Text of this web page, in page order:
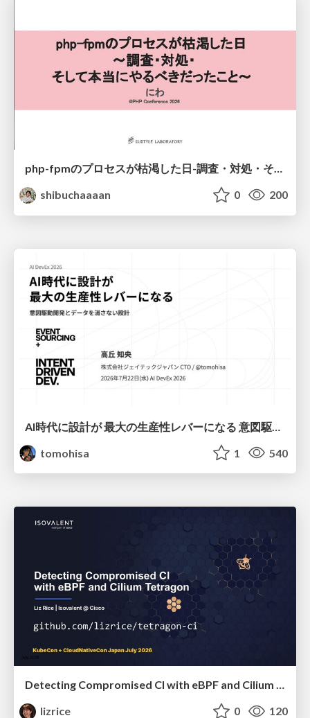
php-fpmのプロセスが枯渇した日-調査・対処・そして本当にやるべきだったこと-
shibuchaaaan
0 200
tomohisa
1 540
Detecting Compromised CI with eBPF and Cilium Tetragon
lizrice
0 120